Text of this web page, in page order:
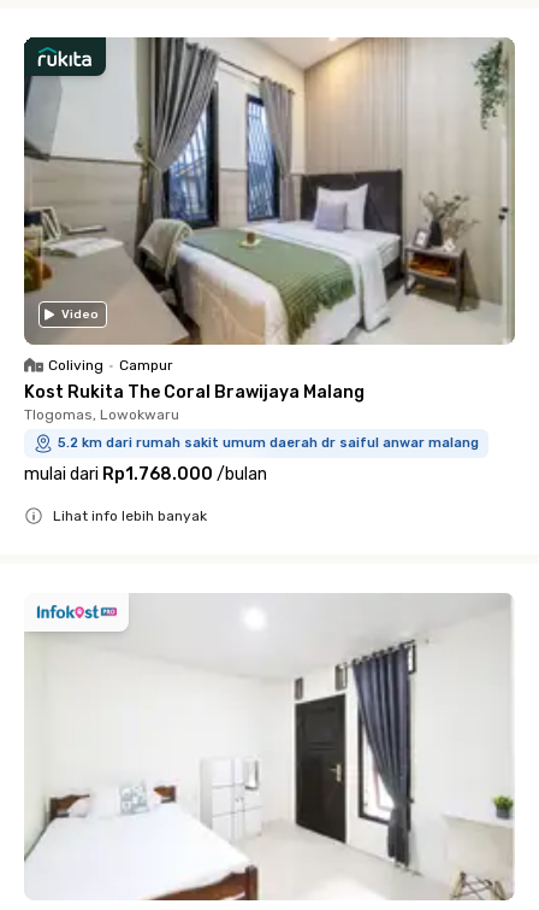
Video
Coliving • Campur
Kost Rukita The Coral Brawijaya Malang
Tlogomas, Lowokwaru
5.2 km dari rumah sakit umum daerah dr saiful anwar malang
mulai dari Rp1.768.000 /bulan
Lihat info lebih banyak